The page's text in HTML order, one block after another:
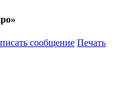
сообщение Печать